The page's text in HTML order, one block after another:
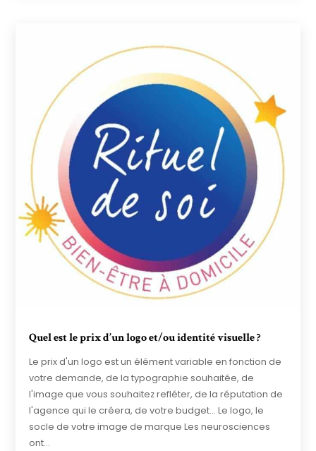
Quel est le prix d’un logo et/ou identité visuelle ?
Le prix d'un logo est un élément variable en fonction de
votre demande, de la typographie souhaitée, de
l'image que vous souhaitez refléter, de la réputation de
l'agence qui le créera, de votre budget... Le logo, le
socle de votre image de marque Les neurosciences
ont...